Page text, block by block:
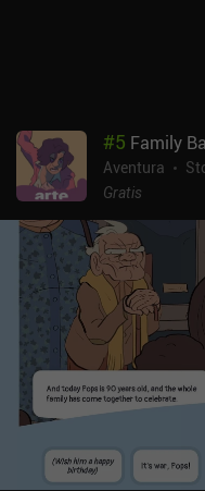
#5 Family
Aventura
Gratis